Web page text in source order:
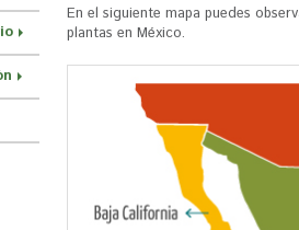
tEn el siguiente mapa puedes
plantas en México.